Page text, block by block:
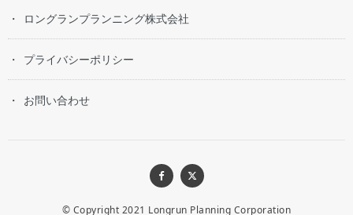
ロングランプランニング株式会社
プライバシーポリシー
お問い合わせ
© Copyright 2021 Longrun Planning Corporation